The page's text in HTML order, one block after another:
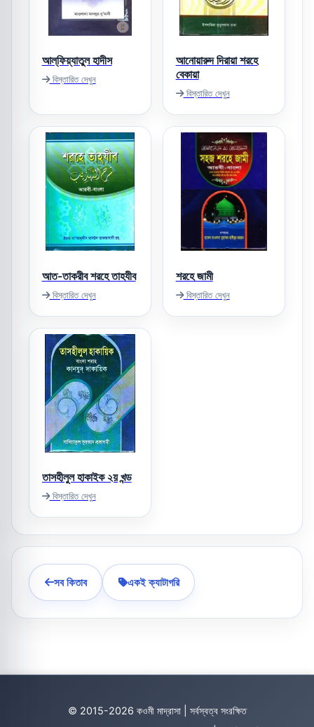
আল্‌ফিয়্যাতুল হাদীস
বিস্তারিত দেখুন
আনোয়ারুদ দিরায়া শরহে
বেকায়া
বিস্তারিত দেখুন
আত-তাকরীব শরহে তাহযীব
বিস্তারিত দেখুন
শরহে জামী
বিস্তারিত দেখুন
তাসহীলুল হাকাইক ২য় খন্ড
বিস্তারিত দেখুন
সব কিতাব একই ক্যাটাগরি
© 2015-2026 কওমী মাদ্রাসা | সর্বস্বত্ব সংরক্ষিত